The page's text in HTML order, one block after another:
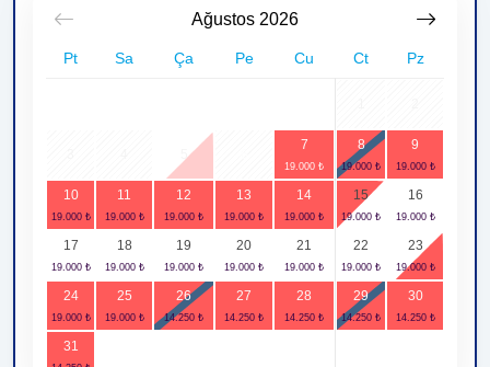
Ağustos 2026
Pt Sa Ça Pe Cu Ct Pz
5
7 8 9
10 11 12 13 14 15 16
17 18 19 20 21 22 23
24 25 26 27 28 29 30
31